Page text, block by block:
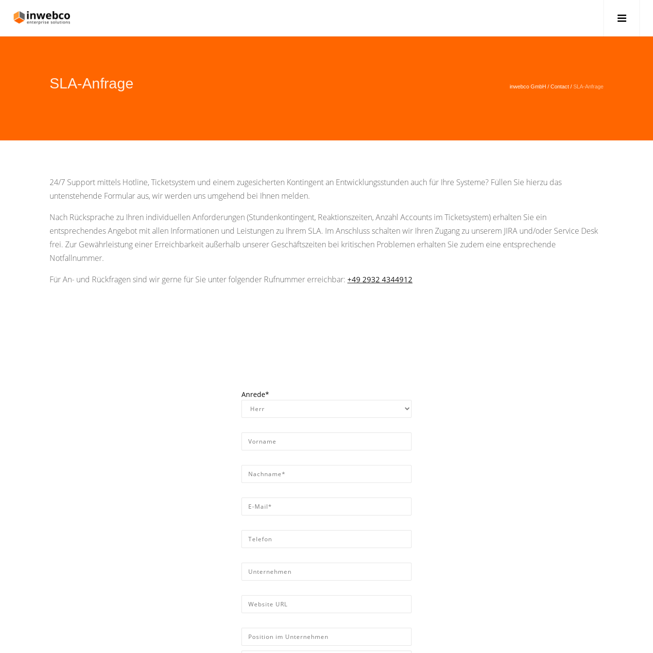
SLA-Anfrage inwebco GmbH / Contact / SLA-Anfrage
24/7 Support mittels Hotline, Ticketsystem und einem zugesicherten Kontingent an Entwicklungsstunden auch für Ihre Systeme? Füllen Sie hierzu das
untenstehende Formular aus, wir werden uns umgehend bei Ihnen melden.
Nach Rücksprache zu Ihren individuellen Anforderungen (Stundenkontingent, Reaktionszeiten, Anzahl Accounts im Ticketsystem) erhalten Sie ein
entsprechendes Angebot mit allen Informationen und Leistungen zu Ihrem SLA. Im Anschluss schalten wir Ihren Zugang zu unserem JIRA und/oder Service Desk
frei. Zur Gewährleistung einer Erreichbarkeit außerhalb unserer Geschäftszeiten bei kritischen Problemen erhalten Sie zudem eine entsprechende
Notfallnummer.
Für An- und Rückfragen sind wir gerne für Sie unter folgender Rufnummer erreichbar: +49 2932 4344912
Anrede*